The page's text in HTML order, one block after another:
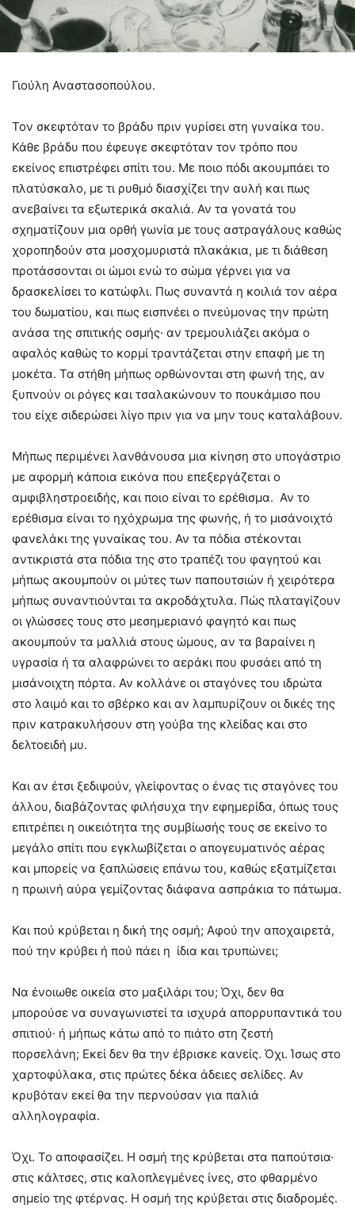
Γιούλη Αναστασοπούλου.
Τον σκεφτόταν το βράδυ πριν γυρίσει στη γυναίκα του.
Κάθε βράδυ που έφευγε σκεφτόταν τον τρόπο που
εκείνος επιστρέφει σπίτι του. Με ποιο πόδι ακουμπάει το
πλατύσκαλο, με τι ρυθμό διασχίζει την αυλή και πως
ανεβαίνει τα εξωτερικά σκαλιά. Αν τα γονατά του
σχηματίζουν μια ορθή γωνία με τους αστραγάλους καθώς
χοροπηδούν στα μοσχομυριστά πλακάκια, με τι διάθεση
προτάσσονται οι ώμοι ενώ το σώμα γέρνει για να
δρασκελίσει το κατώφλι. Πως συναντά η κοιλιά τον αέρα
του δωματίου, και πως εισπνέει ο πνεύμονας την πρώτη
ανάσα της σπιτικής οσμής· αν τρεμουλιάζει ακόμα ο
αφαλός καθώς το κορμί τραντάζεται στην επαφή με τη
μοκέτα. Τα στήθη μήπως ορθώνονται στη φωνή της, αν
ξυπνούν οι ρόγες και τσαλακώνουν το πουκάμισο που
του είχε σιδερώσει λίγο πριν για να μην τους καταλάβουν.
Μήπως περιμένει λανθάνουσα μια κίνηση στο υπογάστριο
με αφορμή κάποια εικόνα που επεξεργάζεται ο
αμφιβληστροειδής, και ποιο είναι το ερέθισμα. Αν το
ερέθισμα είναι το ηχόχρωμα της φωνής, ή το μισάνοιχτό
φανελάκι της γυναίκας του. Αν τα πόδια στέκονται
αντικριστά στα πόδια της στο τραπέζι του φαγητού και
μήπως ακουμπούν οι μύτες των παπουτσιών ή χειρότερα
μήπως συναντιούνται τα ακροδάχτυλα. Πώς πλαταγίζουν
οι γλώσσες τους στο μεσημεριανό φαγητό και πως
ακουμπούν τα μαλλιά στους ώμους, αν τα βαραίνει η
υγρασία ή τα αλαφρώνει το αεράκι που φυσάει από τη
μισάνοιχτη πόρτα. Αν κολλάνε οι σταγόνες του ιδρώτα
στο λαιμό και το σβέρκο και αν λαμπυρίζουν οι δικές της
πριν κατρακυλήσουν στη γούβα της κλείδας και στο
δελτοειδή μυ.
Και αν έτσι ξεδιψούν, γλείφοντας ο ένας τις σταγόνες του
άλλου, διαβάζοντας φιλήσυχα την εφημερίδα, όπως τους
επιτρέπει η οικειότητα της συμβίωσής τους σε εκείνο το
μεγάλο σπίτι που εγκλωβίζεται ο απογευματινός αέρας
και μπορείς να ξαπλώσεις επάνω του, καθώς εξατμίζεται
η πρωινή αύρα γεμίζοντας διάφανα ασπράκια το πάτωμα.
Και πού κρύβεται η δική της οσμή; Αφού την αποχαιρετά,
πού την κρύβει ή πού πάει η ίδια και τρυπώνει;
Να ένοιωθε οικεία στο μαξιλάρι του; Όχι, δεν θα
μπορούσε να συναγωνιστεί τα ισχυρά απορρυπαντικά του
σπιτιού· ή μήπως κάτω από το πιάτο στη ζεστή
πορσελάνη; Εκεί δεν θα την έβρισκε κανείς. Όχι. Ίσως στο
χαρτοφύλακα, στις πρώτες δέκα άδειες σελίδες. Αν
κρυβόταν εκεί θα την περνούσαν για παλιά
αλληλογραφία.
Όχι. Το αποφασίζει. Η οσμή της κρύβεται στα παπούτσια·
στις κάλτσες, στις καλοπλεγμένες ίνες, στο φθαρμένο
σημείο της φτέρνας. Η οσμή της κρύβεται στις διαδρομές.